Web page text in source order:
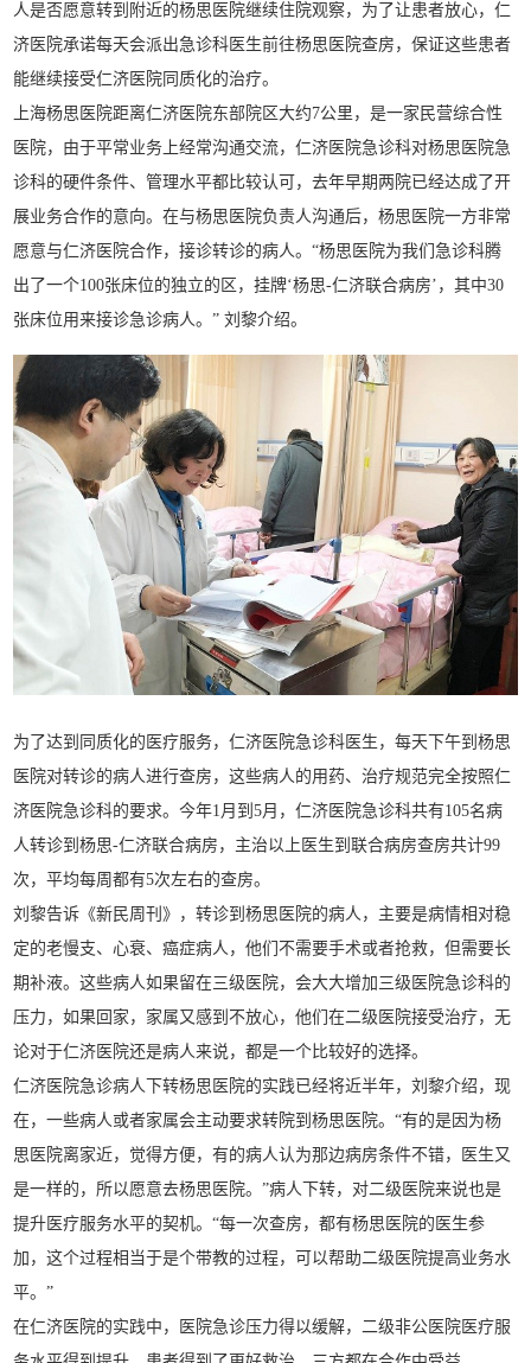
人是否愿意转到附近的杨思医院继续住院观察，为了让患者放心，仁
济医院承诺每天会派出急诊科医生前往杨思医院查房，保证这些患者
能继续接受仁济医院同质化的治疗。
上海杨思医院距离仁济医院东部院区大约7公里，是一家民营综合性
医院，由于平常业务上经常沟通交流，仁济医院急诊科对杨思医院急
诊科的硬件条件、管理水平都比较认可，去年早期两院已经达成了开
展业务合作的意向。在与杨思医院负责人沟通后，杨思医院一方非常
愿意与仁济医院合作，接诊转诊的病人。“杨思医院为我们急诊科腾
出了一个100张床位的独立的区，挂牌‘杨思-仁济联合病房’，其中30
张床位用来接诊急诊病人。” 刘黎介绍。
为了达到同质化的医疗服务，仁济医院急诊科医生，每天下午到杨思
医院对转诊的病人进行查房，这些病人的用药、治疗规范完全按照仁
济医院急诊科的要求。今年1月到5月，仁济医院急诊科共有105名病
人转诊到杨思-仁济联合病房，主治以上医生到联合病房查房共计99
次，平均每周都有5次左右的查房。
刘黎告诉《新民周刊》，转诊到杨思医院的病人，主要是病情相对稳
定的老慢支、心衰、癌症病人，他们不需要手术或者抢救，但需要长
期补液。这些病人如果留在三级医院，会大大增加三级医院急诊科的
压力，如果回家，家属又感到不放心，他们在二级医院接受治疗，无
论对于仁济医院还是病人来说，都是一个比较好的选择。
仁济医院急诊病人下转杨思医院的实践已经将近半年，刘黎介绍，现
在，一些病人或者家属会主动要求转院到杨思医院。“有的是因为杨
思医院离家近，觉得方便，有的病人认为那边病房条件不错，医生又
是一样的，所以愿意去杨思医院。”病人下转，对二级医院来说也是
提升医疗服务水平的契机。“每一次查房，都有杨思医院的医生参
加，这个过程相当于是个带教的过程，可以帮助二级医院提高业务水
平。”
在仁济医院的实践中，医院急诊压力得以缓解，二级非公医院医疗服